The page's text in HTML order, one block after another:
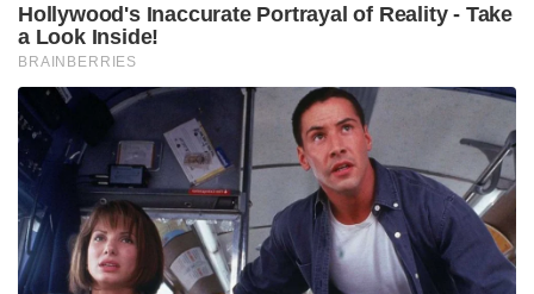
Hollywood's Inaccurate Portrayal of Reality - Take
a Look Inside!
BRAINBERRIES